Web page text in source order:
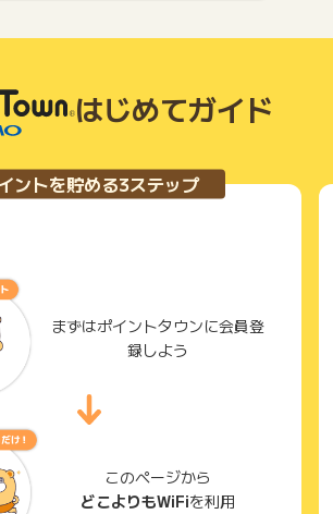
はじめてガイド
ントを貯める3ステップ
まずはポイントタウンに会員登
録しよう
このページから
どこよりもWiFiを利用